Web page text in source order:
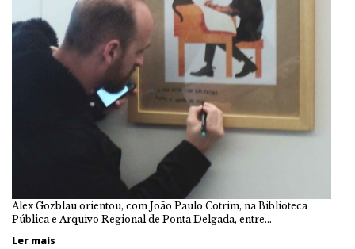
Alex Gozblau orientou, com João Paulo Cotrim, na Biblioteca
Pública e Arquivo Regional de Ponta Delgada, entre…
Ler mais